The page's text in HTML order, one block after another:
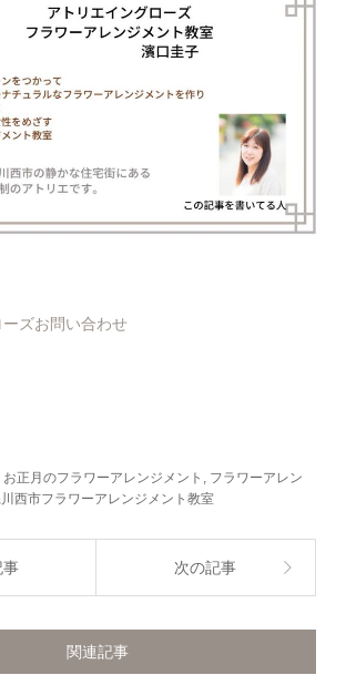
ズお問い合わせ
お正月のフラワーアレンジメント
フラワーアレン
西市フラワーアレンジメント教室
次の記事
関連記事